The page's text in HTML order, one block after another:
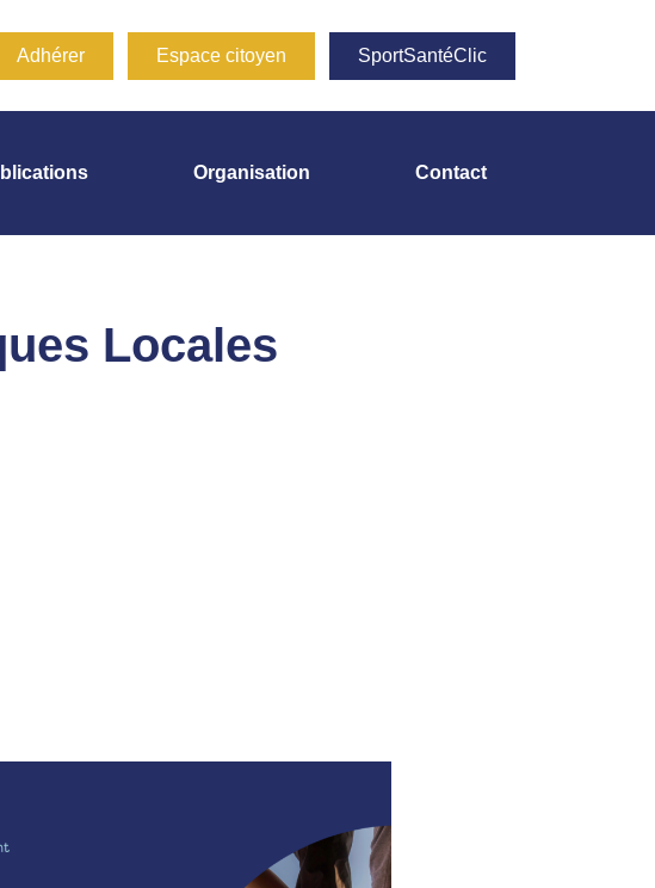
Adhérer Espace citoyen SportSantéClic
Organisation Contact
Locales